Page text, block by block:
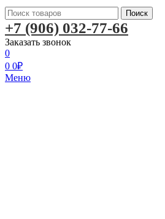
Поиск
+7 (906) 032-77-66
Заказать звонок
0
0 0₽
Меню